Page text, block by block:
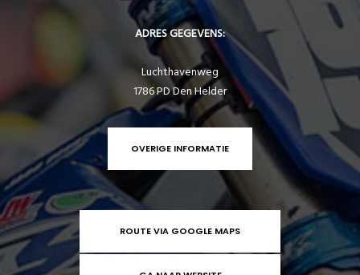
ADRES GEGEVENS:
Luchthavenweg
1786 PD Den Helder
OVERIGE INFORMATIE
ROUTE VIA GOOGLE MAPS